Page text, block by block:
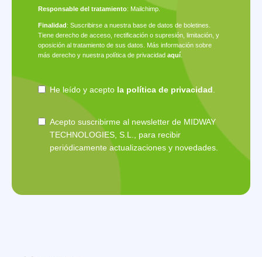
Responsable del tratamiento: Mailchimp.
Finalidad: Suscribirse a nuestra base de datos de boletines.
Tiene derecho de acceso, rectificación o supresión, limitación, y
oposición al tratamiento de sus datos. Más información sobre
más derecho y nuestra política de privacidad aquí.
He leído y acepto la política de privacidad
Acepto suscribirme al newsletter de MIDWAY
TECHNOLOGIES, S.L., para recibir
periódicamente actualizaciones y novedades.